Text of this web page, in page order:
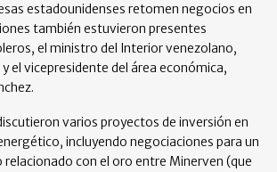
estadounidenses retomen negocios en
también estuvieron presentes
el ministro del Interior venezolano,
el vicepresidente del área económica,
varios proyectos de inversión en
incluyendo negociaciones para un
con el oro entre Minerven (que